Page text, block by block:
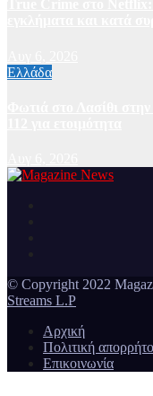
Ελλάδα
© Copyright 2022
Streams L.P
Αρχική
Πολιτική
Επικοινωνία